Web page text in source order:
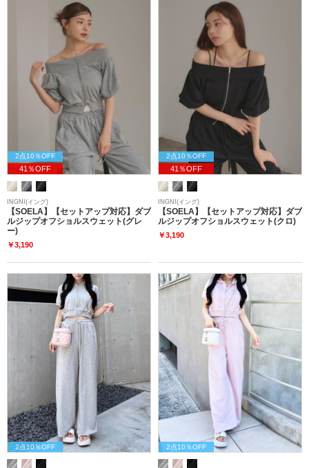
2点10％OFF
41％OFF
INGNI(イング)
【SOELA】【セットアップ対応】ダブ
ルジップオフショルスウェット(グレ
ー)
￥3,190
2点10％OFF
41％OFF
INGNI(イング)
【SOELA】【セットアップ対応】ダブ
ルジップオフショルスウェット(クロ)
￥3,190
2点10％OFF 2点10％OFF